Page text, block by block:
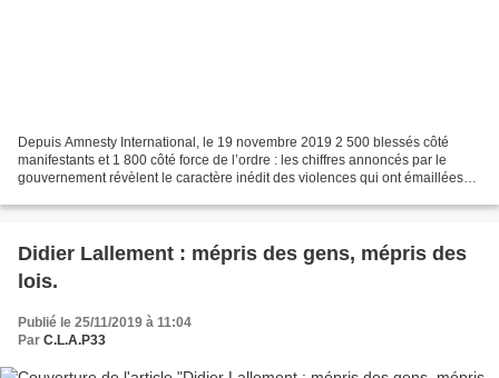
Depuis Amnesty International, le 19 novembre 2019 2 500 blessés côté
manifestants et 1 800 côté force de l’ordre : les chiffres annoncés par le
gouvernement révèlent le caractère inédit des violences qui ont émaillées
Didier Lallement : mépris des gens, mépris des
lois.
Publié le 25/11/2019 à 11:04
Par C.L.A.P33